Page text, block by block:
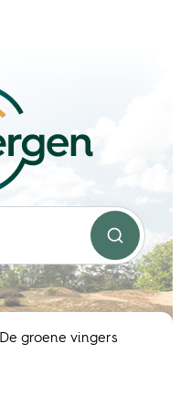
Zoeken
De groene vingers